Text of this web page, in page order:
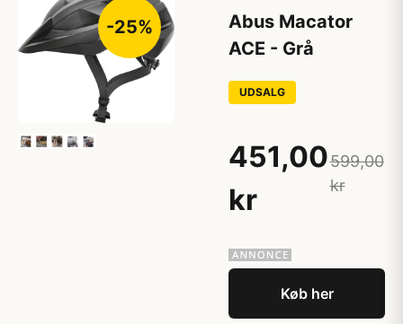
-25%
Abus Macator
ACE - Grå
UDSALG
451,00
kr
599,00
kr
Køb her